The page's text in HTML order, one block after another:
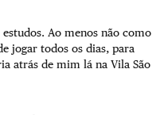
Ao menos não como
jogar todos os dias, para
atrás de mim lá na Vila São